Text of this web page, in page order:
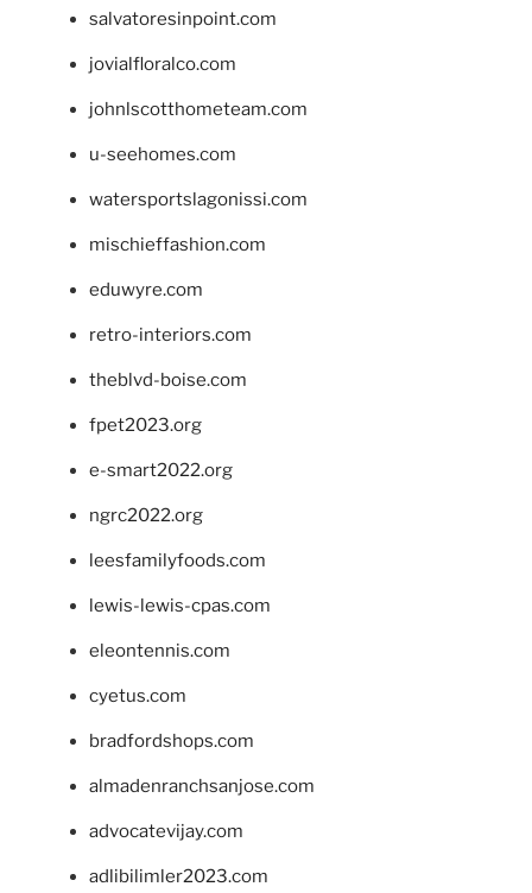
salvatoresinpoint.com
jovialfloralco.com
johnlscotthometeam.com
u-seehomes.com
watersportslagonissi.com
mischieffashion.com
eduwyre.com
retro-interiors.com
theblvd-boise.com
fpet2023.org
e-smart2022.org
ngrc2022.org
leesfamilyfoods.com
lewis-lewis-cpas.com
eleontennis.com
cyetus.com
bradfordshops.com
almadenranchsanjose.com
advocatevijay.com
adlibilimler2023.com